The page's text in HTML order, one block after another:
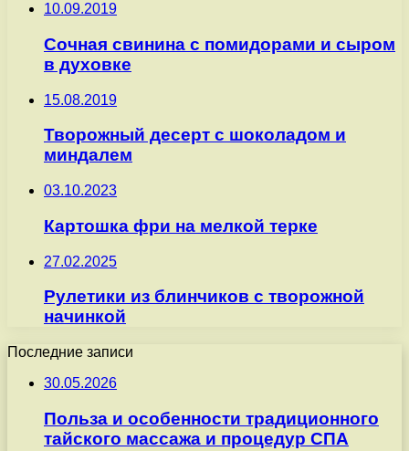
10.09.2019
Сочная свинина с помидорами и сыром
в духовке
15.08.2019
Творожный десерт с шоколадом и
миндалем
03.10.2023
Картошка фри на мелкой терке
27.02.2025
Рулетики из блинчиков с творожной
начинкой
Последние записи
30.05.2026
Польза и особенности традиционного
тайского массажа и процедур СПА